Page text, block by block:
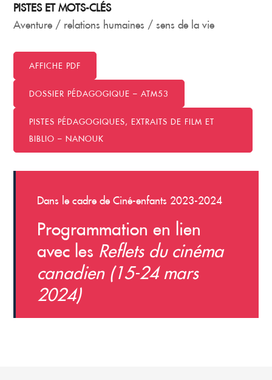
PISTES ET MOTS-CLÉS
Aventure / relations humaines / sens de la vie
AFFICHE PDF
DOSSIER PÉDAGOGIQUE – ATM53
PISTES PÉDAGOGIQUES, EXTRAITS DE FILM ET
BIBLIO – NANOUK
Dans le cadre de Ciné-enfants 2023-2024
Programmation en lien
avec les Reflets du cinéma
canadien (15-24 mars
2024)